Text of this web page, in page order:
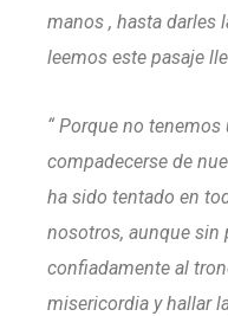
manos , hasta darles
leemos este pasaje
“ Porque no
compadecerse de
ha sido tentado en
nosotros, aunque sin
confiadamente al
misericordia y hallar